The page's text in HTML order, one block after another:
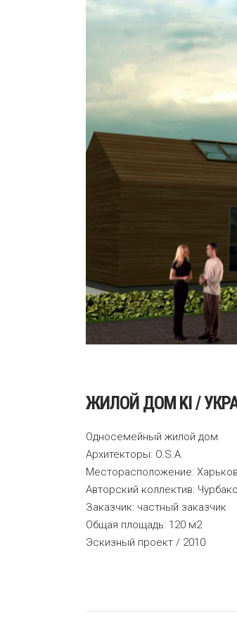
ЖИЛОЙ ДОМ KI /
Односемейный жилой дом
Архитекторы: O.S.A.
Месторасположение: Харьков
Авторский коллектив:
Заказчик: частный заказчик
Общая площадь: 120 м2
Эскизный проект / 2010